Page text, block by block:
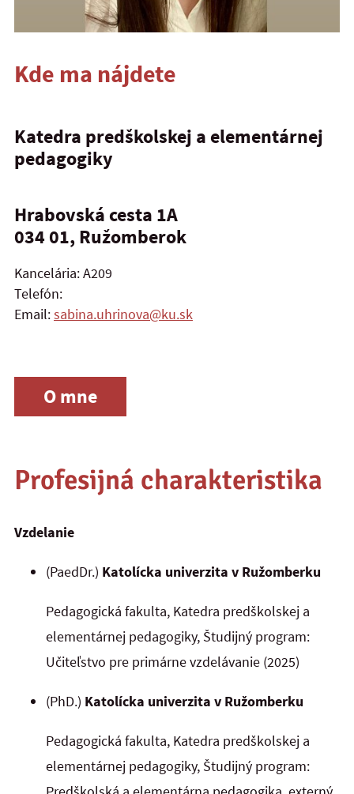
Kde ma nájdete
Katedra predškolskej a elementárnej
pedagogiky
Hrabovská cesta 1A
034 01, Ružomberok
Kancelária: A209
Telefón:
Email:sabina.uhrinova@ku.sk
O mne
Profesijná charakteristika
Vzdelanie
(PaedDr.) Katolícka univerzita v Ružomberku
Pedagogická fakulta, Katedra predškolskej a
elementárnej pedagogiky, Študijný program:
Učiteľstvo pre primárne vzdelávanie (2025)
(PhD.) Katolícka univerzita v Ružomberku
Pedagogická fakulta, Katedra predškolskej a
elementárnej pedagogiky, Študijný program: